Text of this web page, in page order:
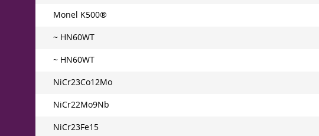
Monel K500®
~ HN60WT
~ HN60WT
NiCr23Co12Mo
NiCr22Mo9Nb
NiCr23Fe15